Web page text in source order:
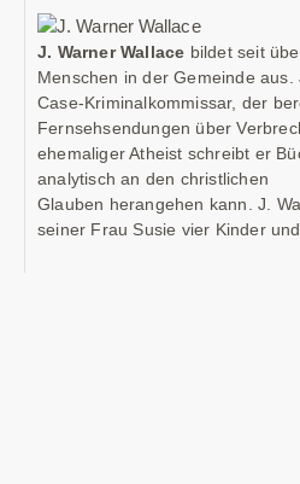
J. Warner Wallace bildet seit
Menschen in der Gemeinde aus.
Case-Kriminalkommissar, der
Fernsehsendungen über
ehemaliger Atheist schreibt er
analytisch an den christlichen
Glauben herangehen kann. J.
seiner Frau Susie vier Kinder